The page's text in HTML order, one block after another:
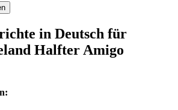
in Deutsch für
Halfter Amigo